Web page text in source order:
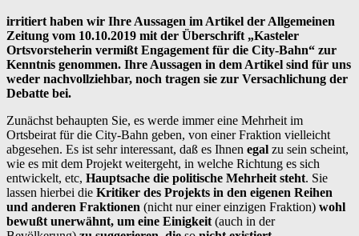
irritiert haben wir Ihre Aussagen im Artikel der Allgemeinen
Zeitung vom 10.10.2019 mit der Überschrift „Kasteler
Ortsvorsteherin vermißt Engagement für die City-Bahn“ zur
Kenntnis genommen. Ihre Aussagen in dem Artikel sind für uns
weder nachvollziehbar, noch tragen sie zur Versachlichung der
Debatte bei.
Zunächst behaupten Sie, es werde immer eine Mehrheit im
Ortsbeirat für die City-Bahn geben, von einer Fraktion vielleicht
abgesehen. Es ist sehr interessant, daß es Ihnen egal zu sein scheint,
wie es mit dem Projekt weitergeht, in welche Richtung es sich
entwickelt, etc, Hauptsache die politische Mehrheit steht. Sie
lassen hierbei die Kritiker des Projekts in den eigenen Reihen
und anderen Fraktionen (nicht nur einer einzigen Fraktion) wohl
bewußt unerwähnt, um eine Einigkeit (auch in der